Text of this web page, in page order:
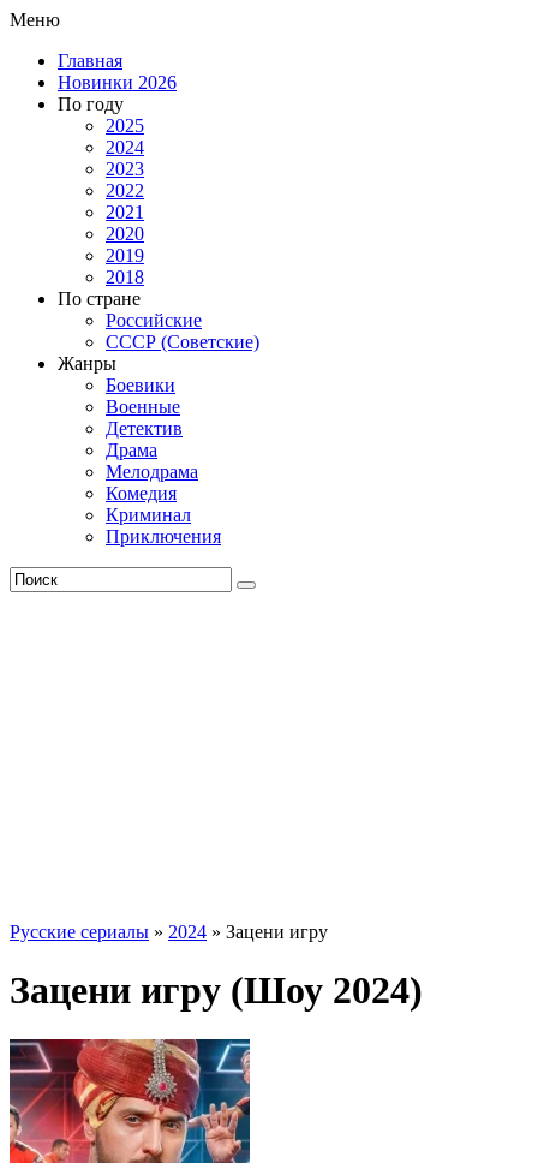
Меню
Главная
Новинки 2026
По году
2025
2024
2023
2022
2021
2020
2019
2018
По стране
Российские
СССР (Советские)
Жанры
Боевики
Военные
Детектив
Драма
Мелодрама
Комедия
Криминал
Приключения
Русские сериалы » 2024 » Зацени игру
Зацени игру (Шоу 2024)